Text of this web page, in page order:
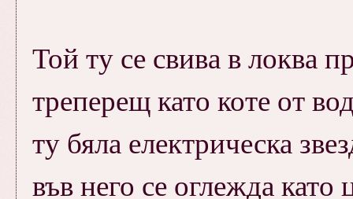
Той ту се свива в локва
треперещ като коте от
ту бяла електрическа
във него се оглежда като